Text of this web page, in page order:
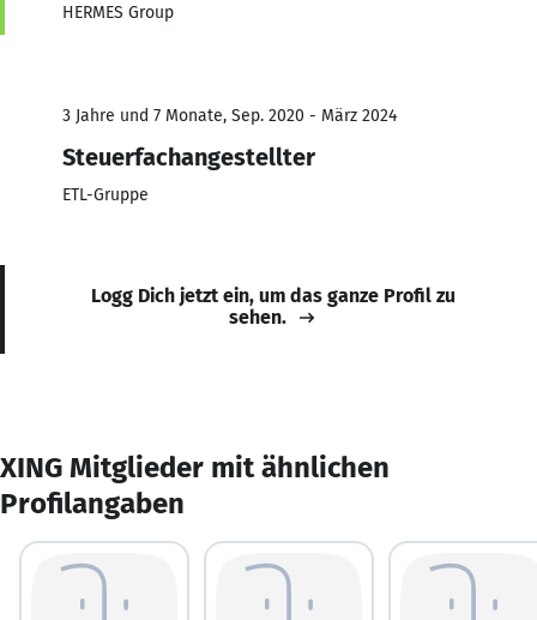
HERMES Group
3 Jahre und 7 Monate, Sep. 2020 - März 2024
Steuerfachangestellter
ETL-Gruppe
Logg Dich jetzt ein, um das ganze Profil zu
sehen.
XING Mitglieder mit ähnlichen
Profilangaben